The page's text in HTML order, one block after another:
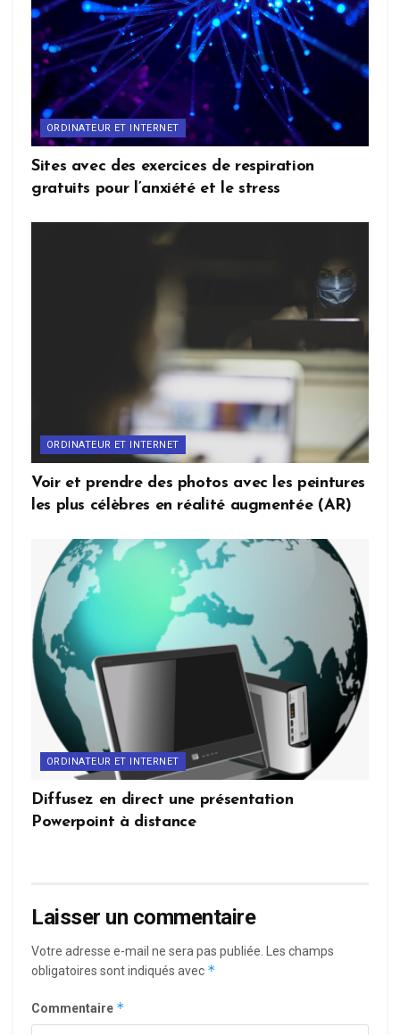
ORDINATEUR ET INTERNET
Sites avec des exercices de respiration
gratuits pour l’anxiété et le stress
ORDINATEUR ET INTERNET
Voir et prendre des photos avec les peintures
les plus célèbres en réalité augmentée (AR)
ORDINATEUR ET INTERNET
Diffusez en direct une présentation
Powerpoint à distance
Laisser un commentaire
Votre adresse e-mail ne sera pas publiée. Les champs
obligatoires sont indiqués avec *
Commentaire *